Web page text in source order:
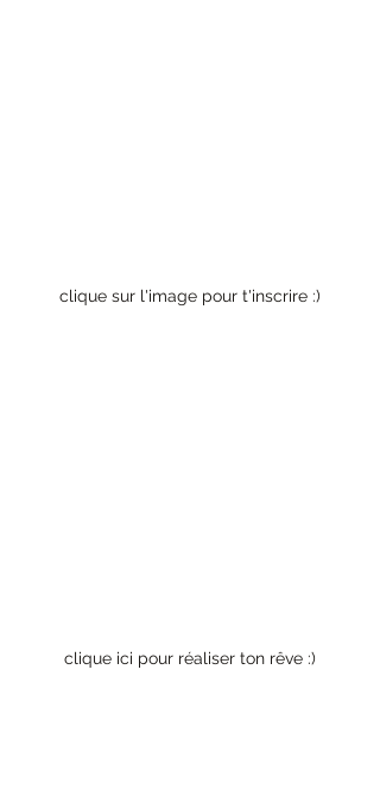
clique sur l'image pour t'inscrire :)
clique ici pour réaliser ton rêve :)